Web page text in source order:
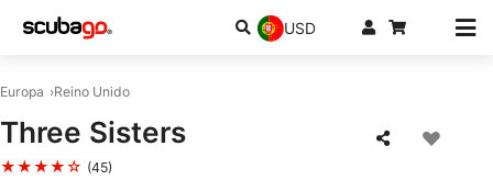
USD
Europa Reino Unido
Three Sisters
★★★★☆ (45)